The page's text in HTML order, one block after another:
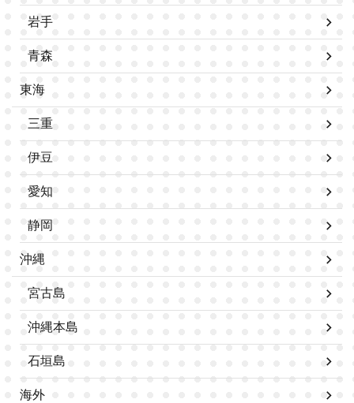
岩手
青森
東海
三重
伊豆
愛知
静岡
沖縄
宮古島
沖縄本島
石垣島
海外